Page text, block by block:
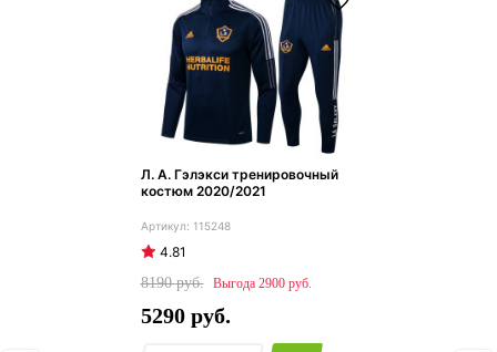
Л. А. Гэлэкси тренировочный
костюм 2020/2021
115248
4.81
8190
2900
5290